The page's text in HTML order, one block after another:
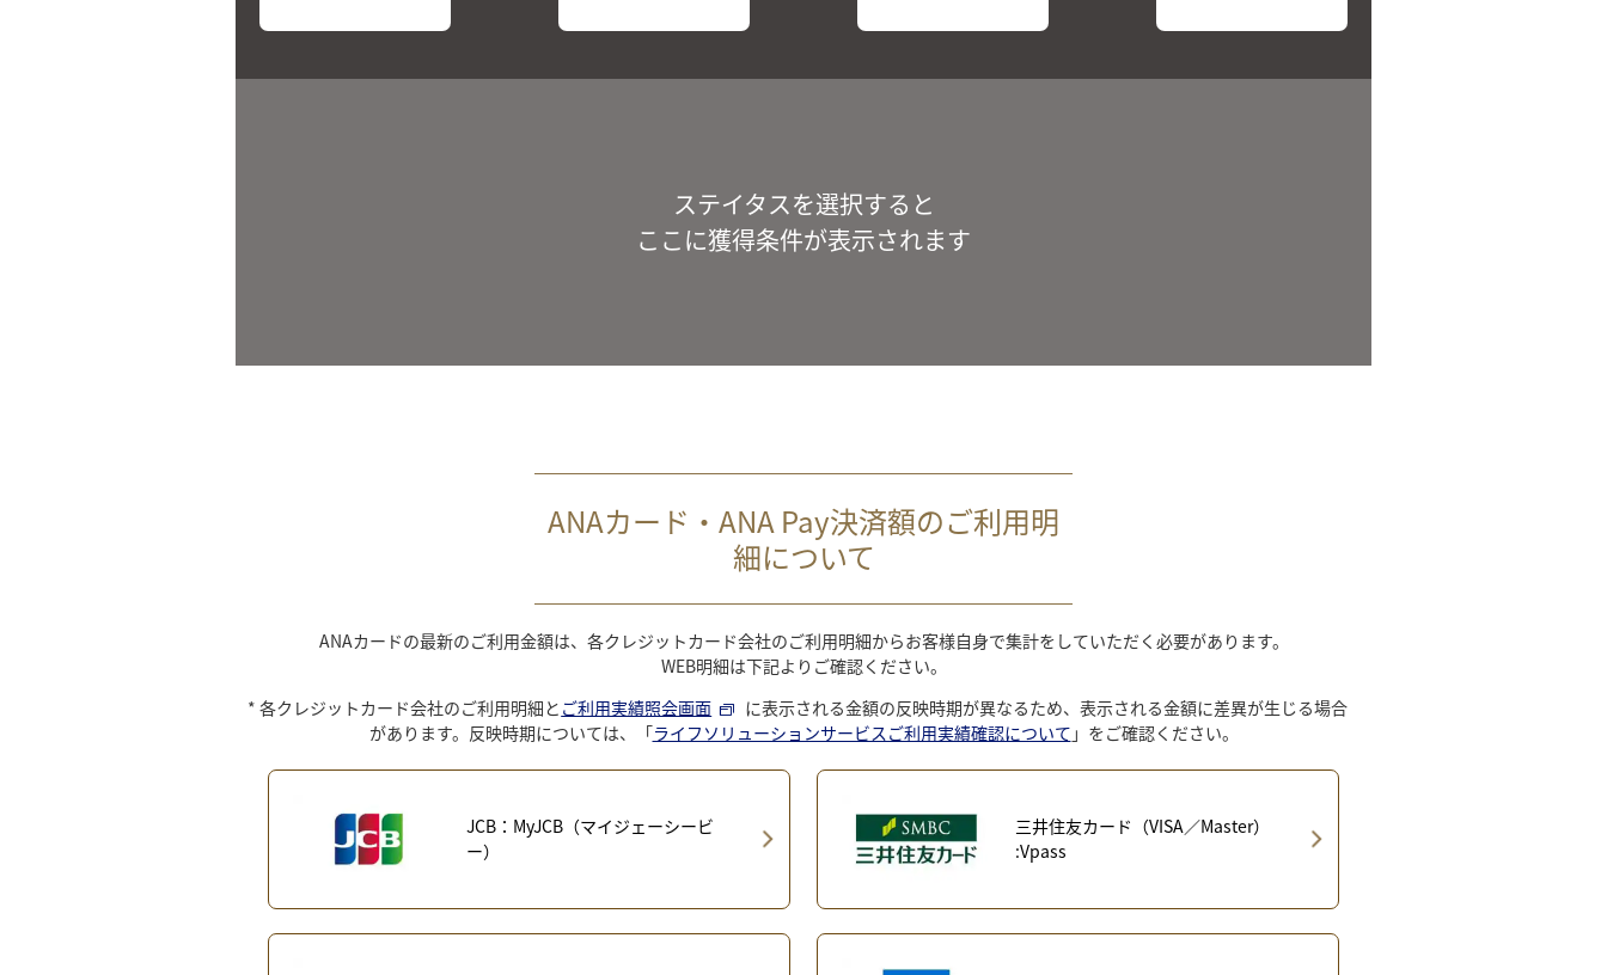
ステイタスを選択すると
ここに獲得条件が表示されます
ANAカード・ANA Pay決済額のご利用明
細について
ANAカードの最新のご利用金額は、各クレジットカード会社のご利用明細からお客様自身で集計をしていただく必要があります。
WEB明細は下記よりご確認ください。
各クレジットカード会社のご利用明細と ご利用実績照会画面
に表示される金額の反映時期が異なるため、表示される金額に差異が生じる場合
があります。反映時期については、「ライフソリューションサービスご利用実績確認について 」をご確認ください。
JCB：MyJCB（マイジェーシービ
ー）
三井住友カード（VISA／Master）
:Vpass